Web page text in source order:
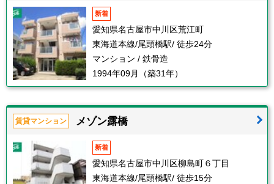
新着
愛知県名古屋市中川区荒江町
東海道本線/尾頭橋駅/ 徒歩24分
マンション / 鉄骨造
1994年09月（築31年）
賃貸マンション メゾン露橋
新着
愛知県名古屋市中川区柳島町６丁目
東海道本線/尾頭橋駅/ 徒歩15分